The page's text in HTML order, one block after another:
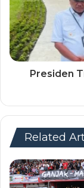
Presiden
Related